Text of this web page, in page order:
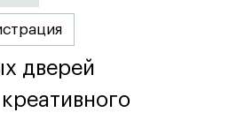
дверей
дверей